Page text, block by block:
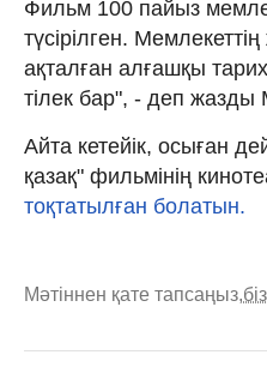
Фильм 100 пайыз
түсірілген.
ақталған алғашқы
тілек бар", - деп
Айта кетейік, осыған
қазақ" фильмінің
тоқтатылған болатын.
Мәтіннен қате тапсаңыз,